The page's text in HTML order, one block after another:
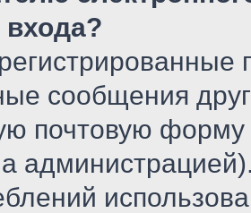
входа?
сообщения
почтовую